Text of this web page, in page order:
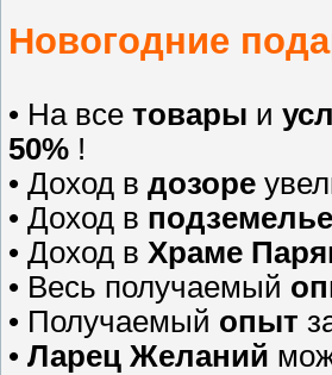
Новогодние
• На все товары и
50% !
• Доход в дозоре
• Доход в подземелье
• Доход в Храме
• Весь получаемый
• Получаемый опыт
• Ларец Желаний